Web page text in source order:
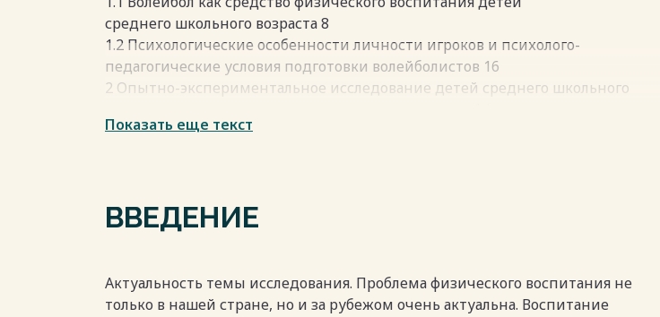
среднего школьного возраста 8
1.2 Психологические особенности личности игроков и психолого-
педагогические условия подготовки волейболистов 16
2 Опытно-экспериментальное исследование детей среднего школьного
подхода
Заключение 44
Список использованных источников 47
Показать еще текст
ВВЕДЕНИЕ
Актуальность темы исследования. Проблема физического воспитания не
только в нашей стране, но и за рубежом очень актуальна. Воспитание